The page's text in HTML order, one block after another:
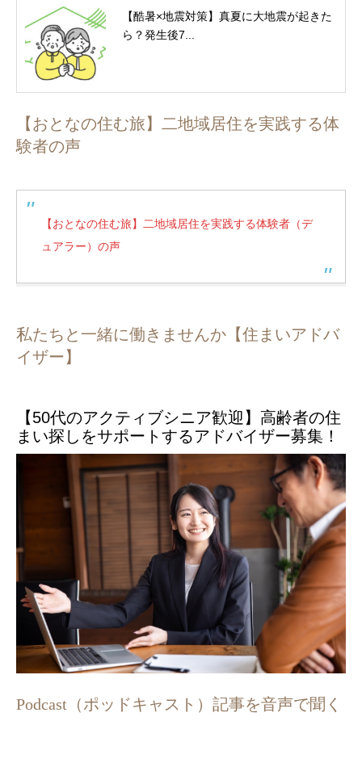
【酷暑×地震対策】真夏に大地震が起きた
ら？発生後7...
【おとなの住む旅】二地域居住を実践する体
験者の声
【おとなの住む旅】二地域居住を実践する体験者（デ
ュアラー）の声
私たちと一緒に働きませんか【住まいアドバ
イザー】
【50代のアクティブシニア歓迎】高齢者の住
まい探しをサポートするアドバイザー募集！
Podcast（ポッドキャスト）記事を音声で聞く